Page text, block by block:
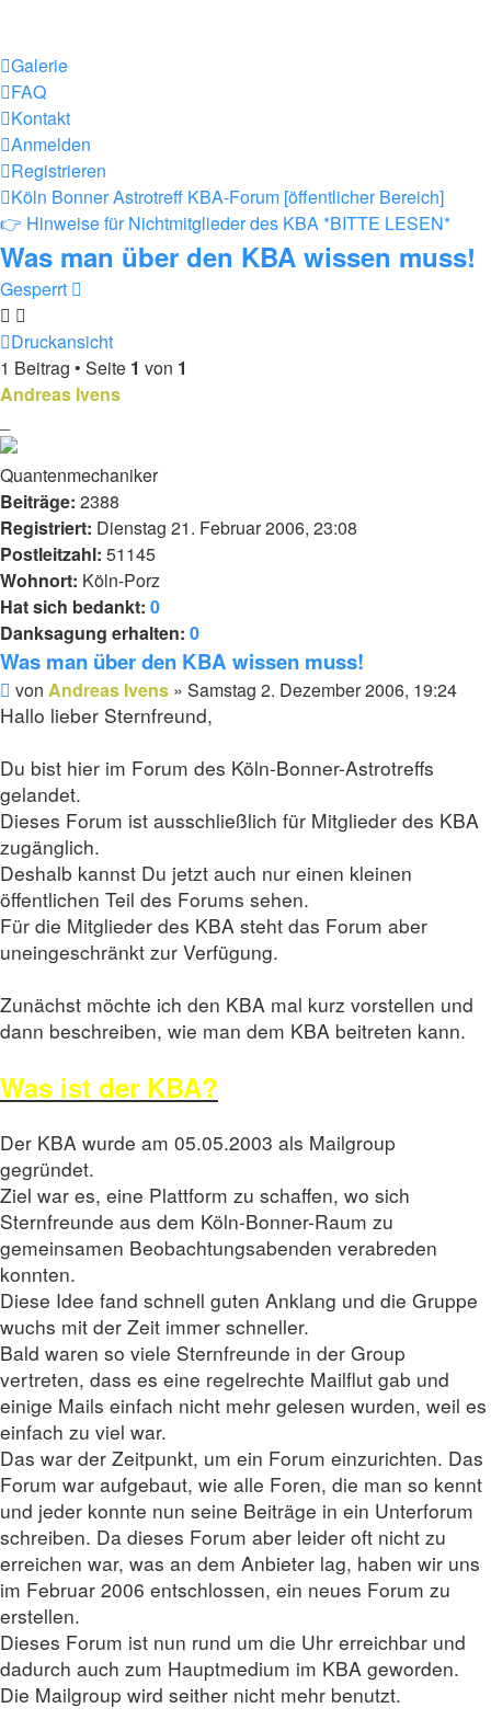
Galerie
FAQ
Kontakt
Anmelden
Registrieren
Köln Bonner Astrotreff KBA-Forum [öffentlicher Bereich]
👉 Hinweise für Nichtmitglieder des KBA *BITTE LESEN*
Was man über den KBA wissen muss!
Gesperrt
Druckansicht
1 Beitrag • Seite 1 von 1
Andreas Ivens
Quantenmechaniker
Beiträge: 2388
Registriert: Dienstag 21. Februar 2006, 23:08
Postleitzahl: 51145
Wohnort: Köln-Porz
Hat sich bedankt: 0
Danksagung erhalten: 0
Was man über den KBA wissen muss!
Beitrag
von Andreas Ivens » Samstag 2. Dezember 2006, 19:24
Hallo lieber Sternfreund,
Du bist hier im Forum des Köln-Bonner-Astrotreffs
gelandet.
Dieses Forum ist ausschließlich für Mitglieder des KBA
zugänglich.
Deshalb kannst Du jetzt auch nur einen kleinen
öffentlichen Teil des Forums sehen.
Für die Mitglieder des KBA steht das Forum aber
uneingeschränkt zur Verfügung.
Zunächst möchte ich den KBA mal kurz vorstellen und
dann beschreiben, wie man dem KBA beitreten kann.
Was ist der KBA?
Der KBA wurde am 05.05.2003 als Mailgroup
gegründet.
Ziel war es, eine Plattform zu schaffen, wo sich
Sternfreunde aus dem Köln-Bonner-Raum zu
gemeinsamen Beobachtungsabenden verabreden
konnten.
Diese Idee fand schnell guten Anklang und die Gruppe
wuchs mit der Zeit immer schneller.
Bald waren so viele Sternfreunde in der Group
vertreten, dass es eine regelrechte Mailflut gab und
einige Mails einfach nicht mehr gelesen wurden, weil es
einfach zu viel war.
Das war der Zeitpunkt, um ein Forum einzurichten. Das
Forum war aufgebaut, wie alle Foren, die man so kennt
und jeder konnte nun seine Beiträge in ein Unterforum
schreiben. Da dieses Forum aber leider oft nicht zu
erreichen war, was an dem Anbieter lag, haben wir uns
im Februar 2006 entschlossen, ein neues Forum zu
erstellen.
Dieses Forum ist nun rund um die Uhr erreichbar und
dadurch auch zum Hauptmedium im KBA geworden.
Die Mailgroup wird seither nicht mehr benutzt.